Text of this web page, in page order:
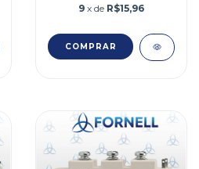
9 x de R$15,96